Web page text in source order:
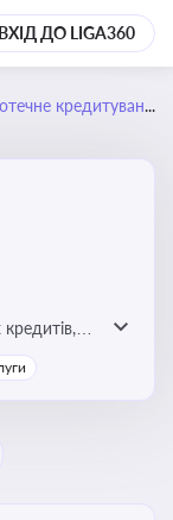
ВХІД ДО LIGA360
кредитування
житла